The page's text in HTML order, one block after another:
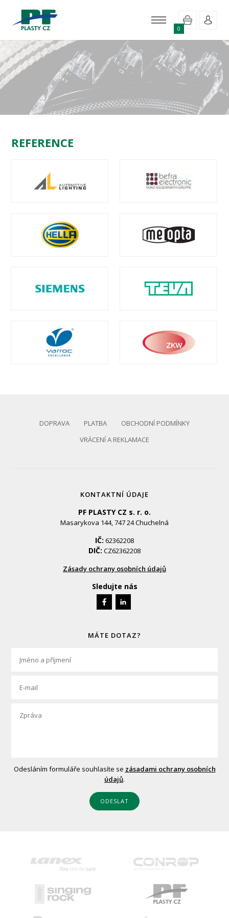
0
REFERENCE
DOPRAVA PLATBA
OBCHODNÍ PODMÍNKY
VRÁCENÍ A REKLAMACE
KONTAKTNÍ ÚDAJE
PF PLASTY CZ s. r. o.
Masarykova 144, 747 24 Chuchelná
IČ: 62362208
DIČ: CZ62362208
Zásady ochrany osobních údajů
Sledujte nás
MÁTE DOTAZ?
Odesláním formuláře souhlasíte se zásadami ochrany osobních
údajů.
ODESLAT